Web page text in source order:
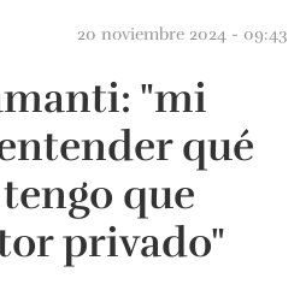
20 noviembre 2024 - 09:43
"mi
qué
que
privado"